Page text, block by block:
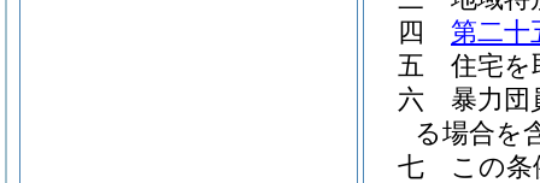
四
第二十
五
住宅を
六
暴力団
る場合を
七
この